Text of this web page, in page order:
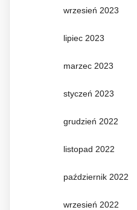
wrzesień 2023
lipiec 2023
marzec 2023
styczeń 2023
grudzień 2022
listopad 2022
październik 2022
wrzesień 2022